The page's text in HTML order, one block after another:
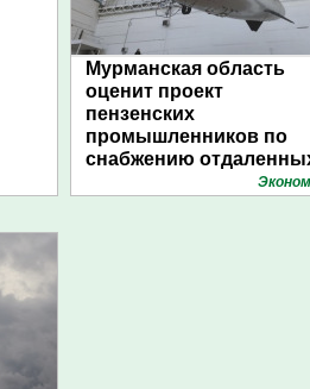
Мурманская область
оценит проект
пензенских
промышленников по
снабжению
поселений с помощью